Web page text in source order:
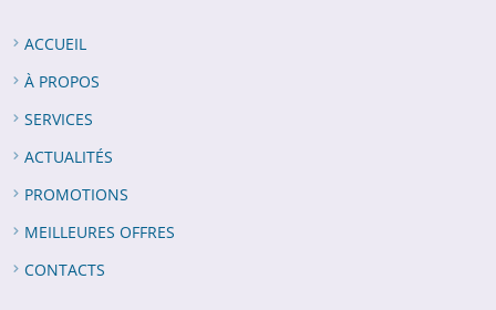
ACCUEIL
À PROPOS
SERVICES
ACTUALITÉS
PROMOTIONS
MEILLEURES OFFRES
CONTACTS